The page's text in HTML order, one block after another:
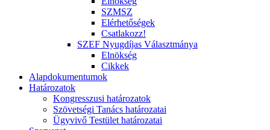
SZMSZ
Elérhetőségek
Csatlakozz!
SZEF Nyugdíjas Választmánya
Elnökség
Cikkek
Alapdokumentumok
Határozatok
Kongresszusi határozatok
Szövetségi Tanács határozatai
Ügyvivő Testület határozatai